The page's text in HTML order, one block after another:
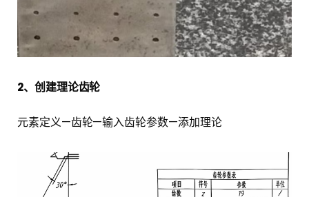
2、创建理论齿轮
元素定义—齿轮—输入齿轮参数—添加理论